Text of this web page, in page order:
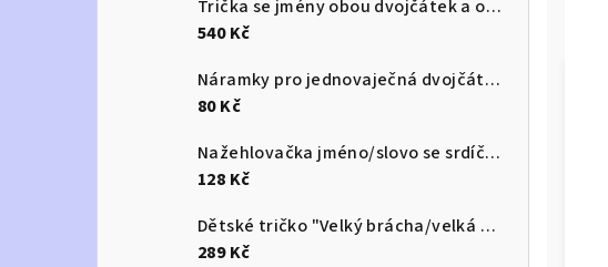
Trička se jmény obou dvojčátek a označením kdo je kdo ✔
540 Kč
Náramky pro jednovaječná dvojčátka
80 Kč
Nažehlovačka jméno/slovo se srdíčkem
128 Kč
Dětské tričko "Velký brácha/velká ségra"/"Ale velký brácha/velká ségra" jsem tu já
289 Kč